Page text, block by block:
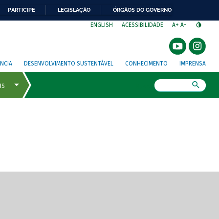
PARTICIPE LEGISLAÇÃO ÓRGÃOS DO GOVERNO
ENGLISH ACESSIBILIDADE A+ A-
DESENVOLVIMENTO SUSTENTÁVEL CONHECIMENTO IMPRENSA
de tela